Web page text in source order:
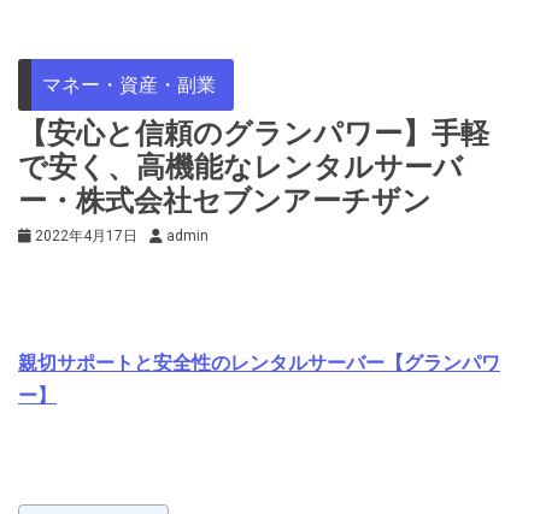
マネー・資産・副業
【安心と信頼のグランパワー】手軽
で安く、高機能なレンタルサーバ
ー・株式会社セブンアーチザン
2022年4月17日 admin
親切サポートと安全性のレンタルサーバー【グランパワ
ー】